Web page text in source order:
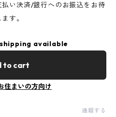
い決済/銀行へのお振込をお待
す。
available
to cart
住まいの方向け
通報する